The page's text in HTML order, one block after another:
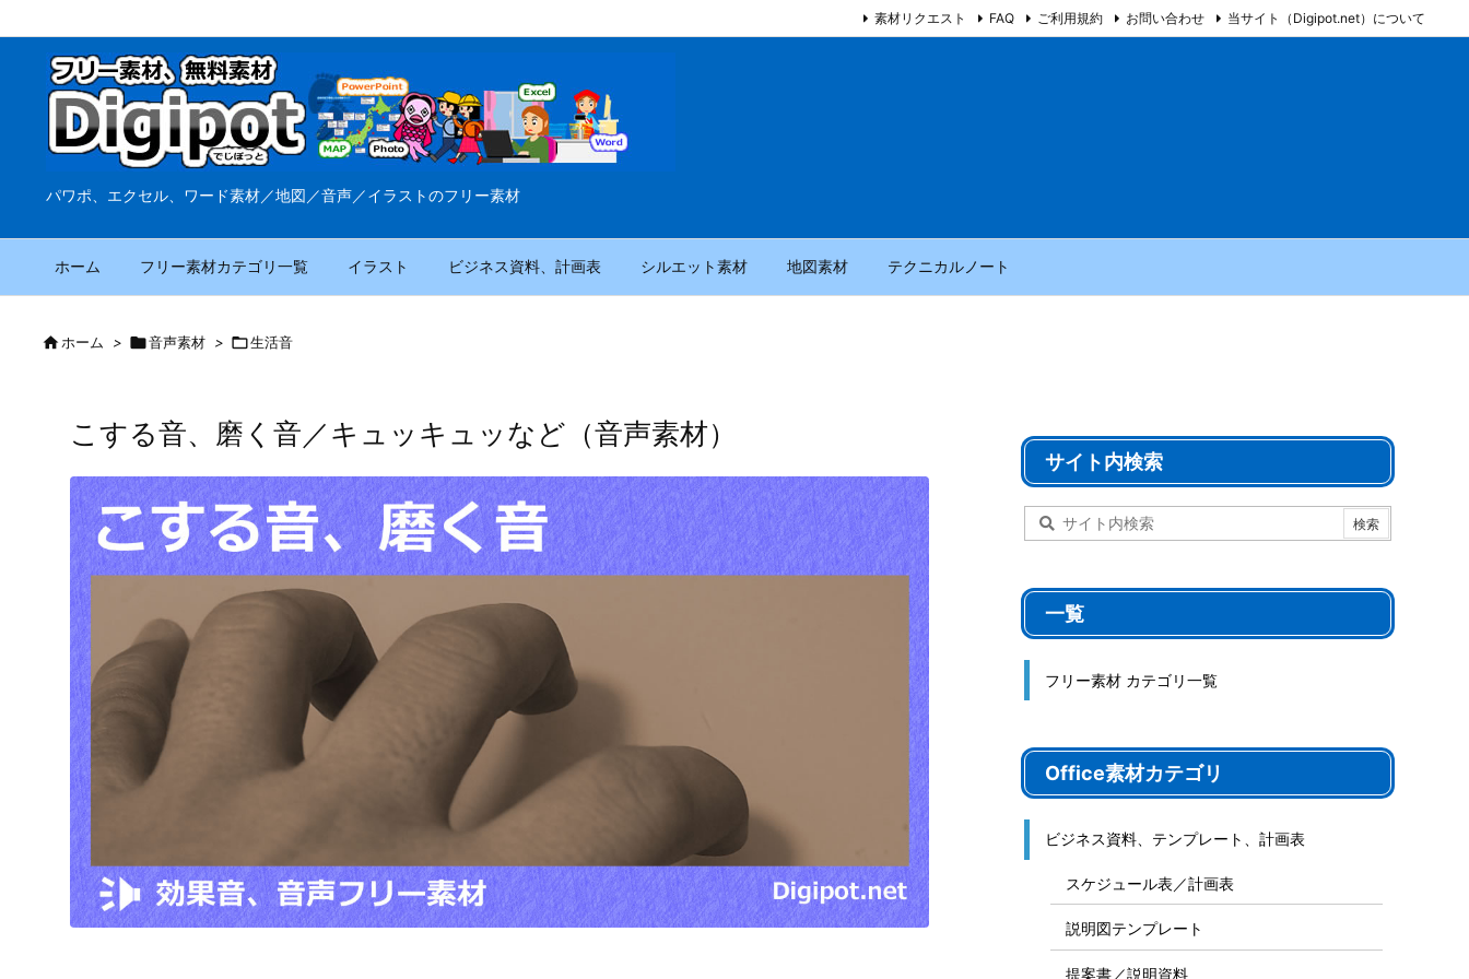
パワポ、エクセル、ワード素材／地図／音声／イラストのフリー素材
ホーム フリー素材カテゴリ一覧 イラスト ビジネス資料、計画表 シルエット素材 地図素材 テクニカルノート
素材リクエスト FAQ ご利用規約 お問い合わせ 当サイト（Digipot.net）について
ホーム > 音声素材 > 生活音
こする音、磨く音／キュッキュッなど（音声素材）
サイト内検索
一覧
フリー素材 カテゴリ一覧
Office素材カテゴリ
ビジネス資料、テンプレート、計画表
スケジュール表／計画表
説明図テンプレート
提案書／説明資料